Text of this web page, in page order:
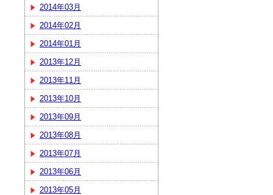
2014年03月
2014年02月
2014年01月
2013年12月
2013年11月
2013年10月
2013年09月
2013年08月
2013年07月
2013年06月
2013年05月